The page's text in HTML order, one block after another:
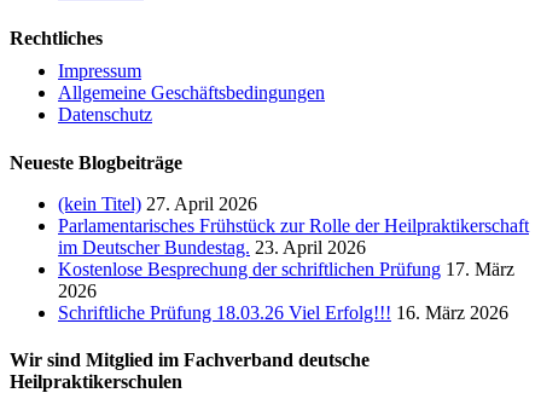
Rechtliches
Impressum
Allgemeine Geschäftsbedingungen
Datenschutz
Neueste Blogbeiträge
(kein Titel) 27. April 2026
Parlamentarisches Frühstück zur Rolle der Heilpraktikerschaft
im Deutscher Bundestag. 23. April 2026
Kostenlose Besprechung der schriftlichen Prüfung 17. März
2026
Schriftliche Prüfung 18.03.26 Viel Erfolg!!! 16. März 2026
Wir sind Mitglied im Fachverband deutsche
Heilpraktikerschulen